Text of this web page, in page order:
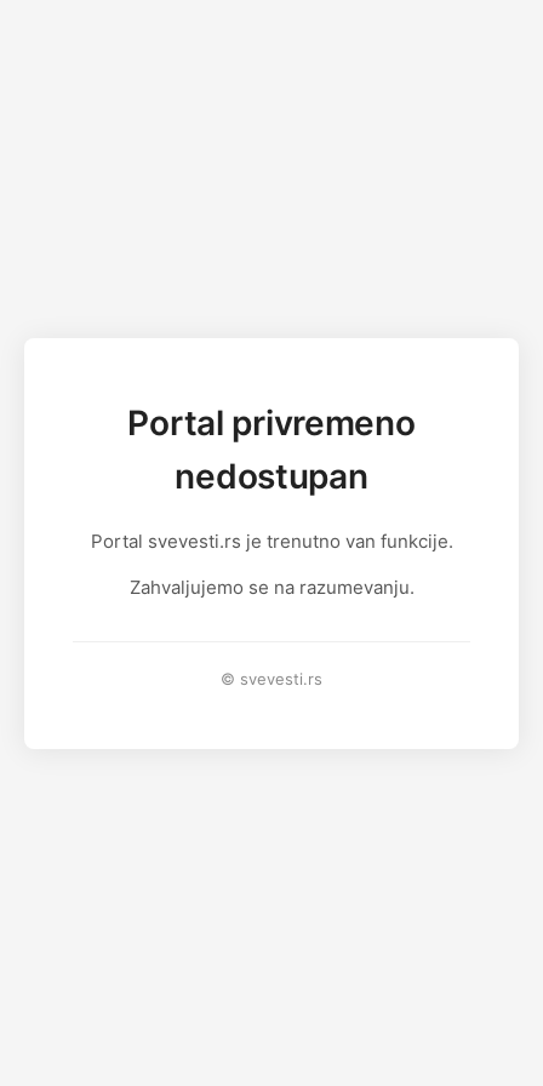
Portal privremeno
nedostupan
Portal svevesti.rs je trenutno van funkcije.
Zahvaljujemo se na razumevanju.
© svevesti.rs